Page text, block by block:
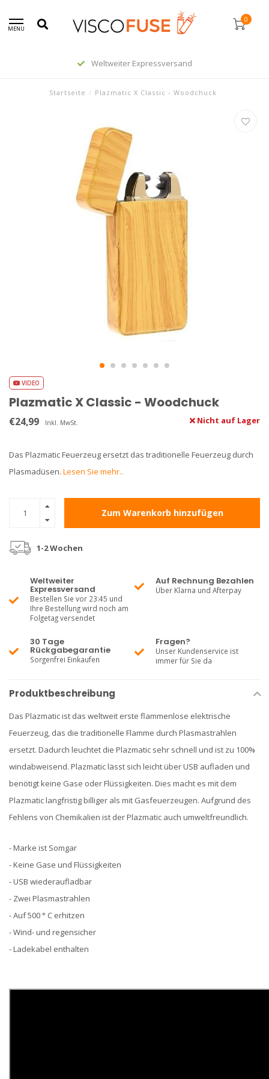
MENU
0
Weltweiter Expressversand
Startseite / Plazmatic X Classic - Woodchuck
VIDEO
Plazmatic X Classic - Woodchuck
€24,99 Inkl. MwSt. Nicht auf Lager
Das Plazmatic Feuerzeug ersetzt das traditionelle Feuerzeug durch
Plasmadüsen. Lesen Sie mehr..
Zum Warenkorb hinzufügen
1-2 Wochen
Weltweiter
Expressversand
Bestellen Sie vor 23:45 und
Ihre Bestellung wird noch am
Folgetag versendet
Auf Rechnung Bezahlen
Über Klarna und Afterpay
30 Tage
Rückgabegarantie
Sorgenfrei Einkaufen
Fragen?
Unser Kundenservice ist
immer für Sie da
Produktbeschreibung
Das Plazmatic ist das weltweit erste flammenlose elektrische
Feuerzeug, das die traditionelle Flamme durch Plasmastrahlen
ersetzt. Dadurch leuchtet die Plazmatic sehr schnell und ist zu 100%
windabweisend. Plazmatic lässt sich leicht über USB aufladen und
benötigt keine Gase oder Flüssigkeiten. Dies macht es mit dem
Plazmatic langfristig billiger als mit Gasfeuerzeugen. Aufgrund des
Fehlens von Chemikalien ist der Plazmatic auch umweltfreundlich.
- Marke ist Somgar
- Keine Gase und Flüssigkeiten
- USB wiederaufladbar
- Zwei Plasmastrahlen
- Auf 500 ° C erhitzen
- Wind- und regensicher
- Ladekabel enthalten